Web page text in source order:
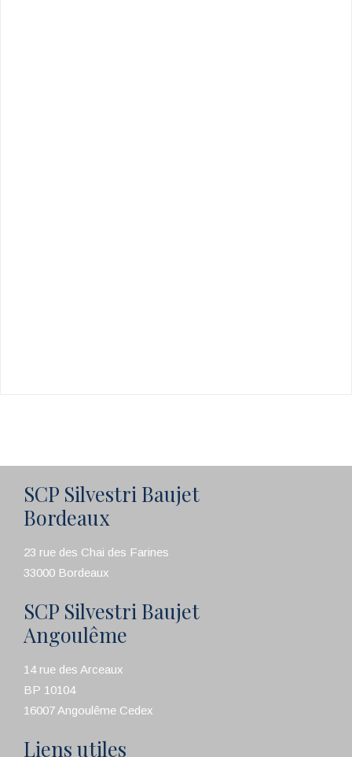
SCP Silvestri Baujet
Bordeaux
23 rue des Chai des Farines
33000 Bordeaux
SCP Silvestri Baujet
Angoulême
14 rue des Arceaux
BP 10104
16007 Angoulême Cedex
Liens utiles